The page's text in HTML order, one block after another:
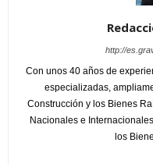
http://
Con unos 40 años de
especializadas,
Construcción y los Bienes
Nacionales e
los